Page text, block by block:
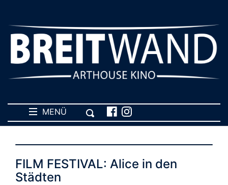
MENÜ
FILM FESTIVAL: Alice in den
Städten